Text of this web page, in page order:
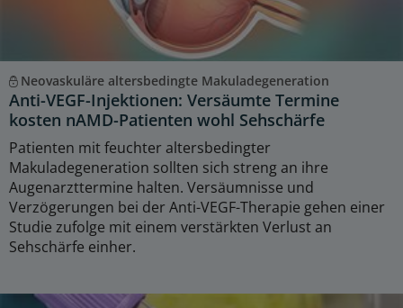
Neovaskuläre altersbedingte Makuladegeneration
Anti-VEGF-Injektionen: Versäumte Termine
kosten nAMD-Patienten wohl Sehschärfe
Patienten mit feuchter altersbedingter
Makuladegeneration sollten sich streng an ihre
Augenarzttermine halten. Versäumnisse und
Verzögerungen bei der Anti-VEGF-Therapie gehen einer
Studie zufolge mit einem verstärkten Verlust an
Sehschärfe einher.